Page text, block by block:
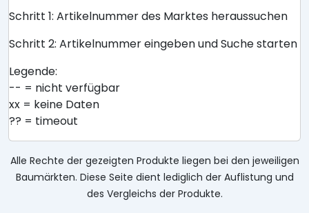
Schritt 1: Artikelnummer des Marktes heraussuchen
Schritt 2: Artikelnummer eingeben und Suche starten
Legende:
-- = nicht verfügbar
xx = keine Daten
?? = timeout
Alle Rechte der gezeigten Produkte liegen bei den jeweiligen
Baumärkten. Diese Seite dient lediglich der Auflistung und
des Vergleichs der Produkte.